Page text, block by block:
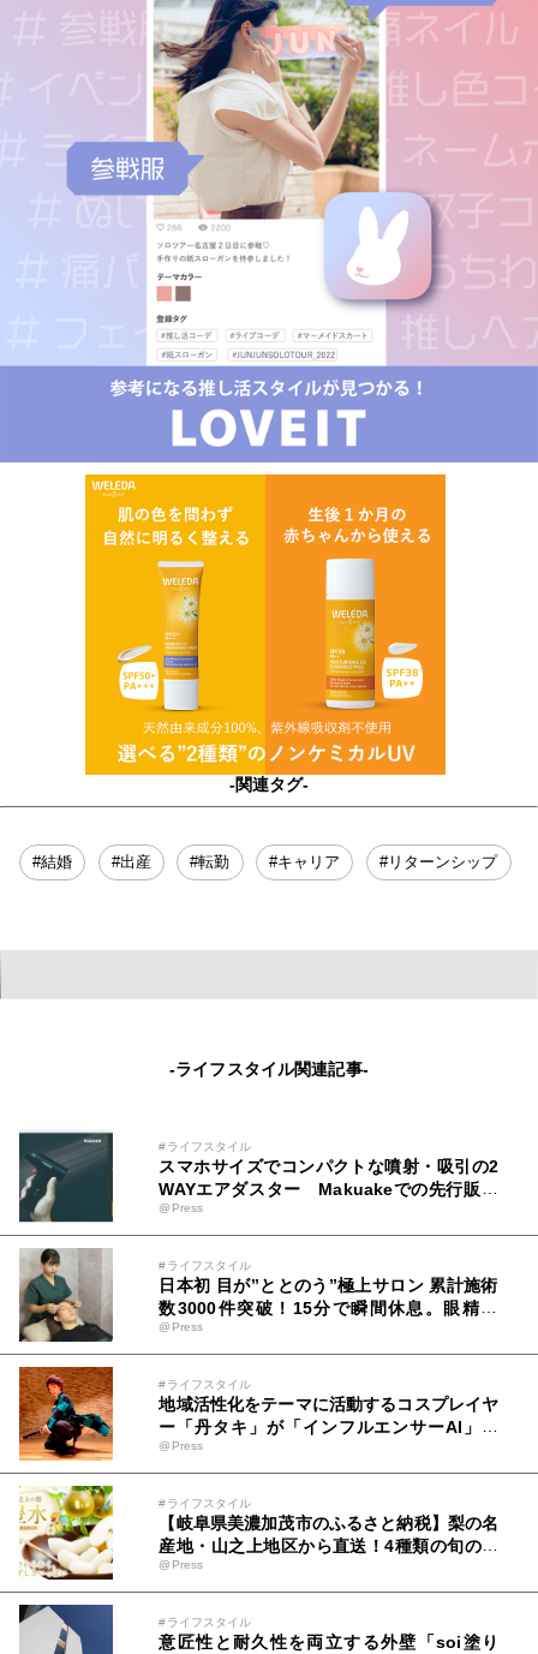
-関連タグ-
#結婚 #出産 #転勤 #キャリア #リターンシップ
-ライフスタイル関連記事-
#ライフスタイル
スマホサイズでコンパクトな噴射・吸引の2
WAYエアダスター Makuakeでの先行販売
開始5日で応援金額3,000,000円を突破！
@Press
#ライフスタイル
日本初 目が”ととのう”極上サロン 累計施術
数3000件突破！15分で瞬間休息。眼精疲
労・目疲れ専門店「AND BLINQ」
@Press
#ライフスタイル
地域活性化をテーマに活動するコスプレイヤ
ー「丹タキ」が「インフルエンサーAI」と
して登場！！
@Press
#ライフスタイル
【岐阜県美濃加茂市のふるさと納税】梨の名
産地・山之上地区から直送！4種類の旬の梨
各種2.5kgを受付中
@Press
#ライフスタイル
意匠性と耐久性を両立する外壁「soi塗り